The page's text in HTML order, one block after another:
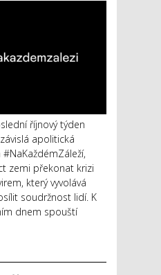
říjnový týden
apolitická
zemi překonat krizi
který vyvolává
soudržnost lidí. K
dnem spouští